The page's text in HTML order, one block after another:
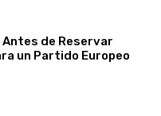
Antes de Reservar
un Partido Europeo